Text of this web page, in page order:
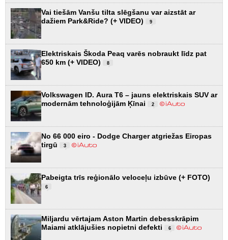
Vai tiešām Vanšu tilta slēgšanu var aizstāt ar
dažiem Park&Ride? (+ VIDEO)
9
Elektriskais Škoda Peaq varēs nobraukt līdz pat
650 km (+ VIDEO)
8
Volkswagen ID. Aura T6 – jauns elektriskais SUV ar
modernām tehnoloģijām Ķīnai
2
No 66 000 eiro - Dodge Charger atgriežas Eiropas
tirgū
3
Pabeigta trīs reģionālo veloceļu izbūve (+ FOTO)
6
Miljardu vērtajam Aston Martin debesskrāpim
Maiami atklājušies nopietni defekti
6